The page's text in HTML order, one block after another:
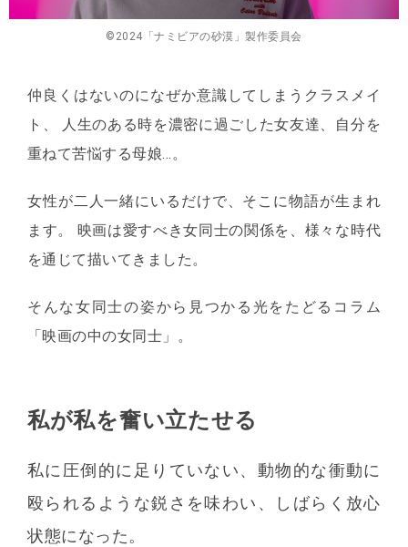
©︎2024「ナミビアの砂漠」製作委員会
仲良くはないのになぜか意識してしまうクラスメイ
ト、 人生のある時を濃密に過ごした女友達、自分を
重ねて苦悩する母娘…。
女性が二人一緒にいるだけで、そこに物語が生まれ
ます。 映画は愛すべき女同士の関係を、様々な時代
を通じて描いてきました。
そんな女同士の姿から見つかる光をたどるコラム
「映画の中の女同士」。
私が私を奮い立たせる
私に圧倒的に足りていない、動物的な衝動に
殴られるような鋭さを味わい、しばらく放心
状態になった。